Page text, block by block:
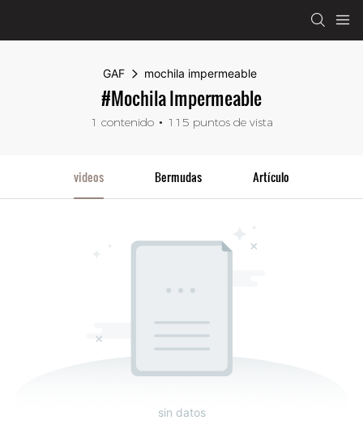
GAF mochila impermeable
#mochila Impermeable
1 contenido 115 puntos de vista
videos Bermudas Artículo
sin datos